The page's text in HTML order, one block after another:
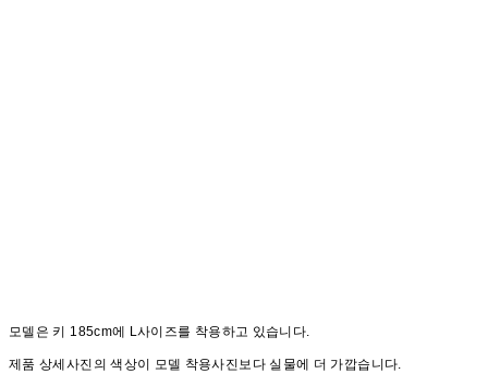
모델은 키 185cm에 L사이즈를 착용하고 있습니다.
제품 상세사진의 색상이 모델 착용사진보다 실물에 더 가깝습니다.